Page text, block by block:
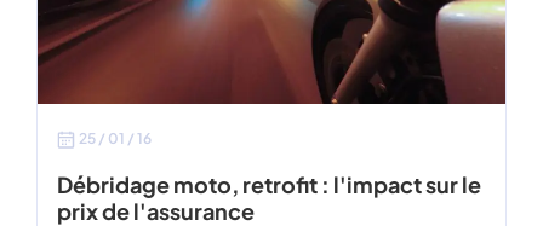
25 / 01 / 16
Débridage moto, retrofit : l'impact sur le
prix de l'assurance